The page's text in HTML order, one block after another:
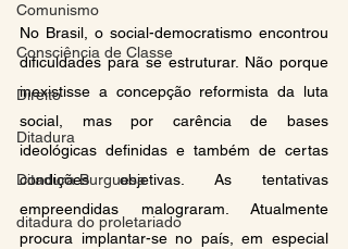
Comunismo
Consciência de Classe
Direito
Ditadura
Ditadura Burguesa
ditadura do proletariado
No Brasil, o social-democratismo encontrou
dificuldades para se estruturar. Não porque
inexistisse a concepção reformista da luta
social, mas por carência de bases
ideológicas definidas e também de certas
condições objetivas. As tentativas
empreendidas malograram. Atualmente
procura implantar-se no país, em especial